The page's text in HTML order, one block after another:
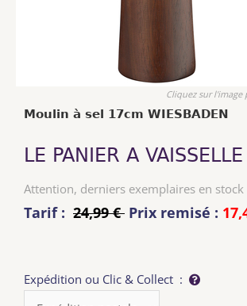
Cliquez sur
Moulin à sel 17cm WIESBADEN
LE PANIER A VAISSELLE
Attention, derniers exemplaires en stock
Tarif : 24,99 € Prix remisé :
Expédition ou Clic & Collect :